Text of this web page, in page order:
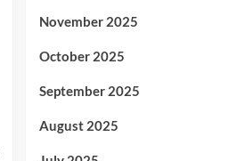
November 2025
October 2025
September 2025
August 2025